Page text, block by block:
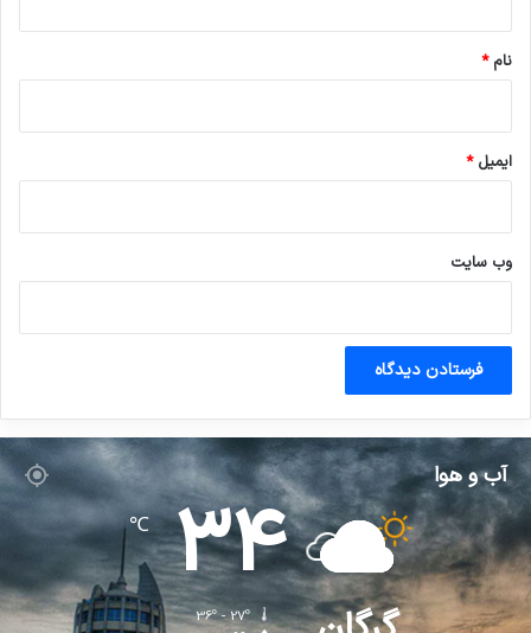
نام*
ایمیل*
وب‌ سایت
آب و هوا
34
℃
36º - 27º